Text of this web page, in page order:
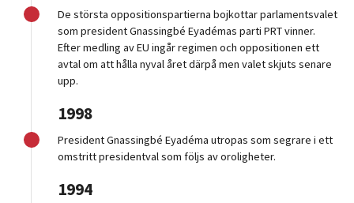
De största oppositionspartierna bojkottar parlamentsvalet
som president Gnassingbé Eyadémas parti PRT vinner.
Efter medling av EU ingår regimen och oppositionen ett
avtal om att hålla nyval året därpå men valet skjuts senare
upp.
1998
President Gnassingbé Eyadéma utropas som segrare i ett
omstritt presidentval som följs av oroligheter.
1994